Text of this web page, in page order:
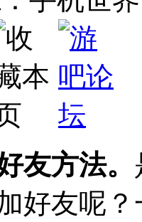
友方法。
好友呢